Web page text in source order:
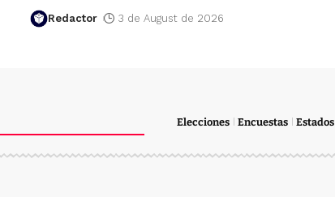
Redactor 3 de August de 2026
Elecciones Encuestas Estados